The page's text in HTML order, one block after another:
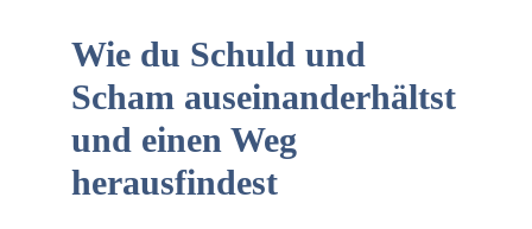
Wie du Schuld und
Scham auseinanderhältst
und einen Weg
herausfindest